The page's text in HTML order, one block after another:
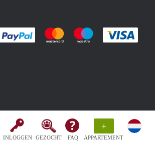
INLOGGEN GEZOCHT FAQ
+
APPARTEMENT
Je rekent gemakkelijk af met Paypal
Je rekent gemakkelijk af met
Je rekent